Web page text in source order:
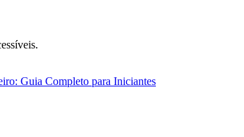
Guia Completo para Iniciantes